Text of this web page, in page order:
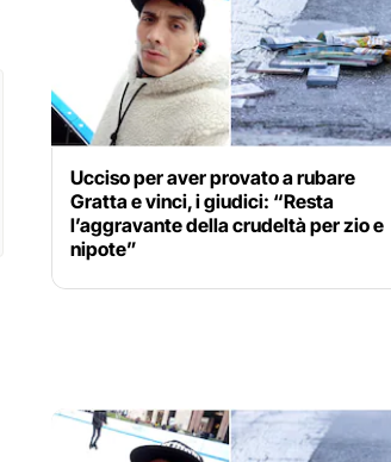
Ucciso per aver provato a rubare
Gratta e vinci, i giudici: “Resta
l’aggravante della crudeltà per zio e
nipote”